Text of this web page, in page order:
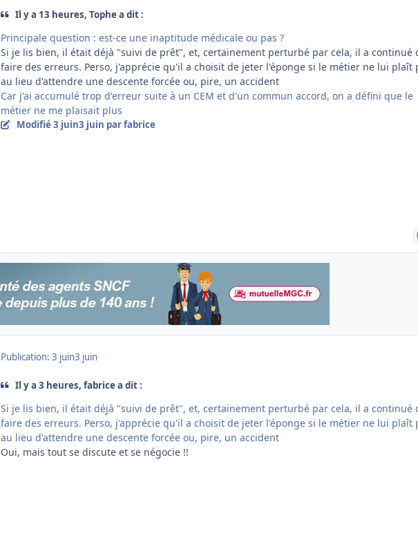
Il y a 13 heures, Tophe a dit :
Principale question : est-ce une inaptitude médicale ou pas ?
Si je lis bien, il était déjà "suivi de prêt", et, certainement perturbé par cela, il a continué
faire des erreurs. Perso, j'apprécie qu'il a choisit de jeter l'éponge si le métier ne lui plaît
au lieu d'attendre une descente forcée ou, pire, un accident
Car j'ai accumulé trop d'erreur suite à un CEM et d'un commun accord, on a défini que le
métier ne me plaisait plus
Modifié3 juin3 juin par fabrice
Publication: 3 juin3 juin
Il y a 3 heures, fabrice a dit :
Si je lis bien, il était déjà "suivi de prêt", et, certainement perturbé par cela, il a continué
faire des erreurs. Perso, j'apprécie qu'il a choisit de jeter l'éponge si le métier ne lui plaît
au lieu d'attendre une descente forcée ou, pire, un accident
Oui, mais tout se discute et se négocie !!